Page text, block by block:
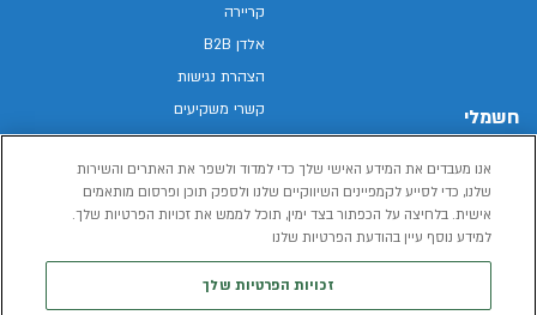
חשמלי
רכב חשמלי
הכל על רכב חשמלי
קריירה
אלדן B2B
הצהרת נגישות
קשרי משקיעים
מפת האתר
מדיניות פרטיות
תנאי שימוש
אנו מעבדים את המידע האישי שלך כדי למדוד ולשפר את האתרים והשירות
שלנו, כדי לסייע לקמפיינים השיווקיים שלנו ולספק תוכן ופרסום מותאמים
אישית. בלחיצה על הכפתור בצד ימין, תוכל לממש את זכויות הפרטיות שלך.
למידע נוסף עיין בהודעת הפרטיות שלנו
זכויות הפרטיות שלך